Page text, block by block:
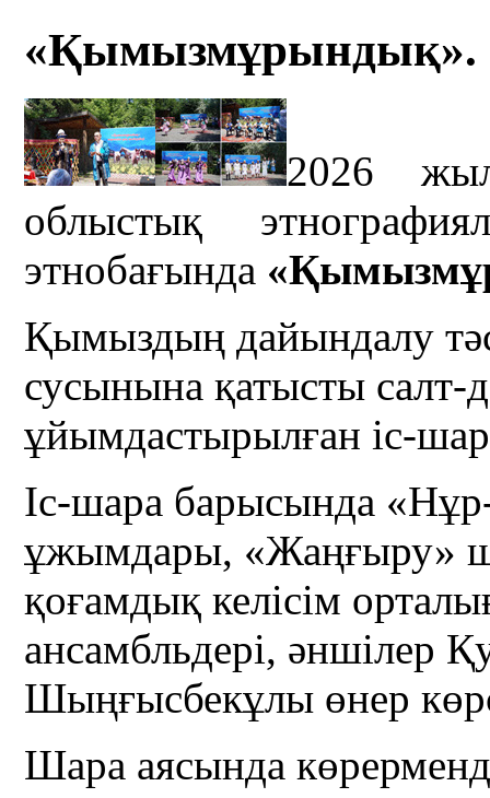
«Қымызмұрындық».
2026
облыстық
этнобағында
Қымыздың дайындалу
сусынына қатысты салт-
ұйымдастырылған іс-
Іс-шара барысында
ұжымдары, «Жаңғыру»
қоғамдық келісім
ансамбльдері, әншілер
Шыңғысбекұлы өнер
Шара аясында